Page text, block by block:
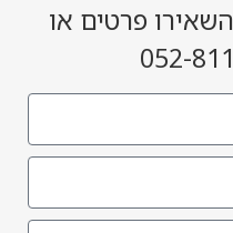
השאירו פרטים או